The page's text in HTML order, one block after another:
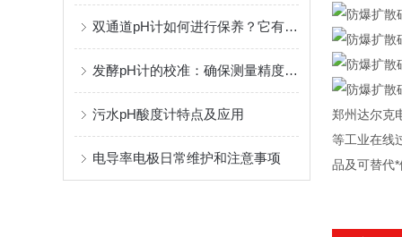
双通道pH计如何进行保养？它有哪些应用？
发酵pH计的校准：确保测量精度的关键
污水pH酸度计特点及应用
电导率电极日常维护和注意事项
郑州达尔克
等工业在线
品及可替代